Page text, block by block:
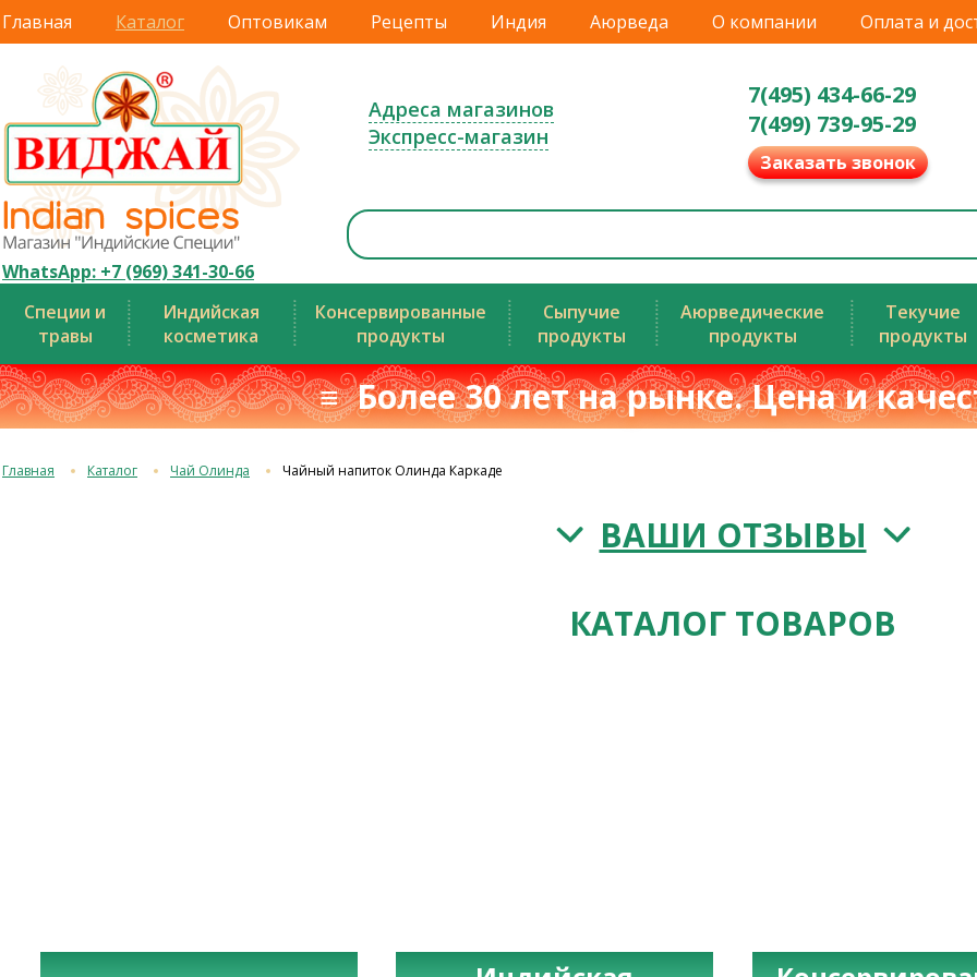
Главная Каталог Оптовикам Рецепты Индия Аюрведа О компании Оплата и
WhatsApp: +7 (969) 341-30-66
Адреса магазинов
Экспресс-магазин
7(495) 434-66-29
7(499) 739-95-29
Заказать звонок
Специи и
травы
Индийская
косметика
Консервированные
продукты
Сыпучие
продукты
Аюрведические
продукты
Текучие
продукты
≡ Более 30 лет на рынке. Цена и
Главная Каталог Чай Олинда Чайный напиток Олинда Каркаде
ВАШИ ОТЗЫВЫ
КАТАЛОГ ТОВАРОВ